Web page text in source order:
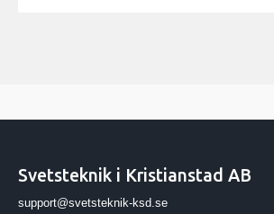
Svetsteknik i Kristianstad AB
support@svetsteknik-ksd.se